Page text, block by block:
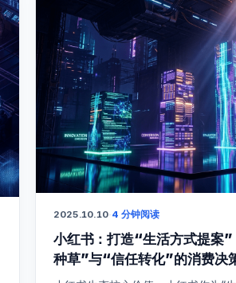
2025.10.10·4 分钟阅读
小红书：打造“生活方式提案
种草”与“信任转化”的消费决